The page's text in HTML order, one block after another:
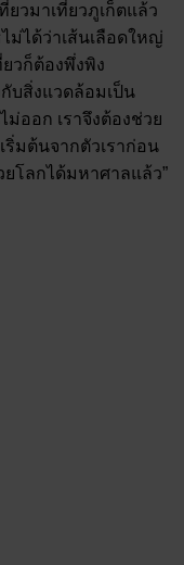
วมาเที่ยวภูเก็ตแล้ว
ม่ได้ว่าเส้นเลือดใหญ่
วก็ต้องพึ่งพิง
บสิ่งแวดล้อมเป็น
ออก เราจึงต้องช่วย
มต้นจากตัวเราก่อน
โลกได้มหาศาลแล้ว”